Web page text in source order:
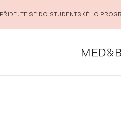
PŘIDEJTE SE DO STUDENTSKÉHO